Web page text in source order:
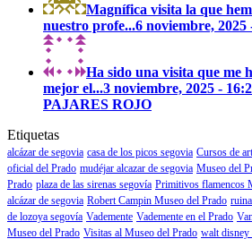
Magnífica visita la que
nuestro profe...6 noviembre,
Ha sido una visita que me
mejor el...3 noviembre, 2025 -
PAJARES ROJO
Etiquetas
alcázar de segovia casa de los picos segovia Cursos de
oficial del Prado mudéjar alcazar de segovia Museo del
Prado plaza de las sirenas segovía Primitivos flamencos
alcázar de segovia Robert Campin Museo del Prado
de lozoya segovía Vademente Vademente en el Prado
Museo del Prado Visitas al Museo del Prado walt disney